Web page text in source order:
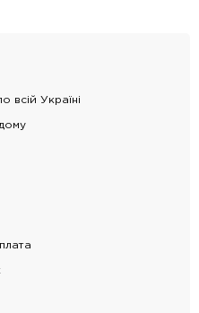
всій Україні